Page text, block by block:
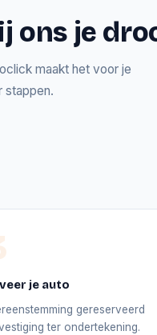
ons je
maakt het voor je
stappen.
je auto
gereserveerd
ter ondertekening.